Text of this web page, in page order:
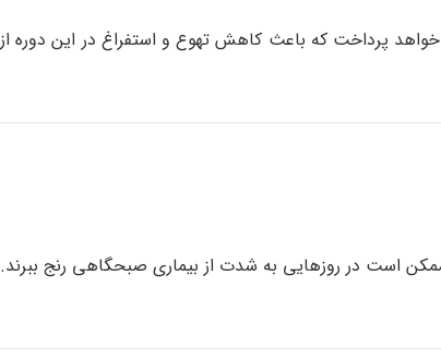
تاثیر گذار خواهد پرداخت که باعث کاهش تهوع و استفراغ در این دوره از
است در روزهایی به شدت از بیماری صبحگاهی رنج ببرند.